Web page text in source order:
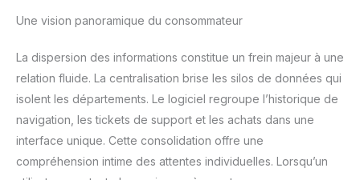
Une vision panoramique du consommateur
La dispersion des informations constitue un frein majeur à une
relation fluide. La centralisation brise les silos de données qui
isolent les départements. Le logiciel regroupe l’historique de
navigation, les tickets de support et les achats dans une
interface unique. Cette consolidation offre une
compréhension intime des attentes individuelles. Lorsqu’un